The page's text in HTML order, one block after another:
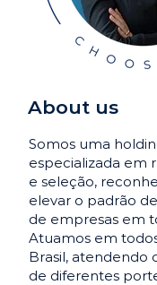
About us
Somos uma
especializada em
e seleção,
elevar o padrão
de empresas em
Atuamos em
Brasil, atendendo
de diferentes